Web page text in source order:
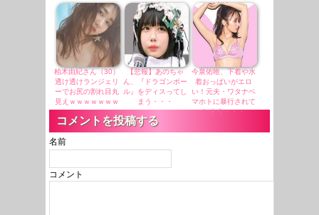
い・・・
せます！
だ！
柏木由紀さん（30）
透け透けランジェリ
ーでお尻の割れ目丸
見えｗｗｗｗｗｗｗ
【悲報】あのちゃ
ん、『ドラゴンボー
ル』をディスってし
まう・・・
今泉佑唯、下着や水
着おっぱいがエロ
い！元夫・ワタナベ
マホトに暴行されて
しまう・・・
コメントを投稿する
名前
コメント